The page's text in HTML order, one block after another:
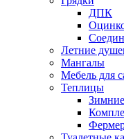
ДПК
Летние
Мангалы
Мебель для
Теплицы
Зимние